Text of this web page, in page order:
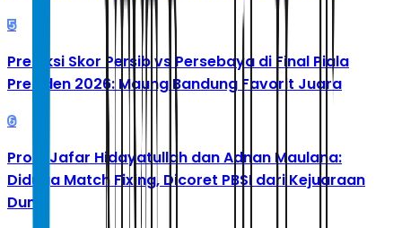
5
Prediksi Skor Persib vs Persebaya di Final Piala
Presiden 2026: Maung Bandung Favorit Juara
6
Profil Jafar Hidayatullah dan Adnan Maulana:
Diduga Match Fixing, Dicoret PBSI dari Kejuaraan
Dunia